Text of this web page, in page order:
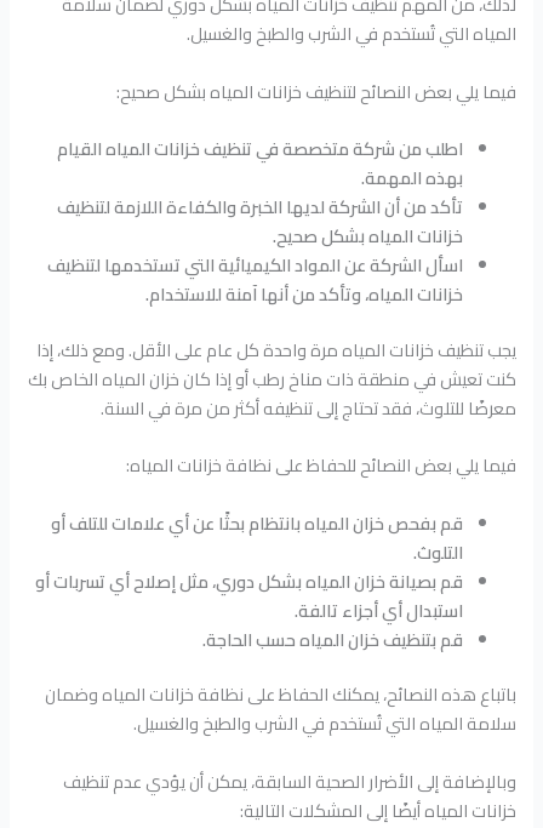
المياه التي تُستخدم في الشرب والطبخ والغسيل.
فيما يلي بعض النصائح لتنظيف خزانات المياه بشكل صحيح:
اطلب من شركة متخصصة في تنظيف خزانات المياه القيام
بهذه المهمة.
تأكد من أن الشركة لديها الخبرة والكفاءة اللازمة لتنظيف
خزانات المياه بشكل صحيح.
اسأل الشركة عن المواد الكيميائية التي تستخدمها لتنظيف
خزانات المياه، وتأكد من أنها آمنة للاستخدام.
يجب تنظيف خزانات المياه مرة واحدة كل عام على الأقل. ومع ذلك، إذا
كنت تعيش في منطقة ذات مناخ رطب أو إذا كان خزان المياه الخاص بك
معرضًا للتلوث، فقد تحتاج إلى تنظيفه أكثر من مرة في السنة.
فيما يلي بعض النصائح للحفاظ على نظافة خزانات المياه:
قم بفحص خزان المياه بانتظام بحثًا عن أي علامات للتلف أو
التلوث.
قم بصيانة خزان المياه بشكل دوري، مثل إصلاح أي تسربات أو
استبدال أي أجزاء تالفة.
قم بتنظيف خزان المياه حسب الحاجة.
باتباع هذه النصائح، يمكنك الحفاظ على نظافة خزانات المياه وضمان
سلامة المياه التي تُستخدم في الشرب والطبخ والغسيل.
وبالإضافة إلى الأضرار الصحية السابقة، يمكن أن يؤدي عدم تنظيف
خزانات المياه أيضًا إلى المشكلات التالية: